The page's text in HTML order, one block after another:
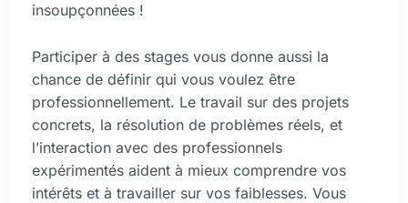
insoupçonnées !
Participer à des stages vous donne aussi la
chance de définir qui vous voulez être
professionnellement. Le travail sur des projets
concrets, la résolution de problèmes réels, et
l’interaction avec des professionnels
expérimentés aident à mieux comprendre vos
intérêts et à travailler sur vos faiblesses. Vous